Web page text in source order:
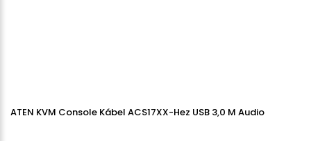
ATEN KVM Console Kábel ACS17XX-Hez USB 3,0 M Audio